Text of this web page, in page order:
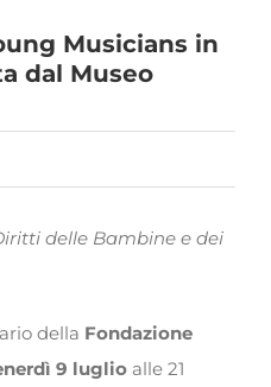
Musicians in
dal Museo
delle Bambine e dei
della Fondazione
9 luglio alle 21